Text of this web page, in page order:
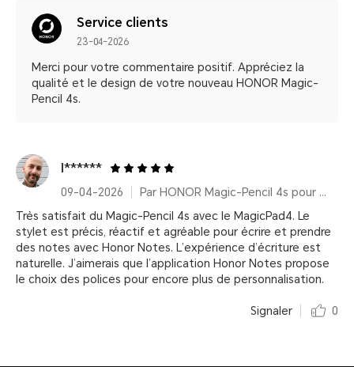
Service clients
23-04-2026
Merci pour votre commentaire positif. Appréciez la
qualité et le design de votre nouveau HONOR Magic-
Pencil 4s.
I******
09-04-2026
Par HONOR Magic-Pencil 4s pour HONOR MagicPad4
Très satisfait du Magic-Pencil 4s avec le MagicPad4. Le
stylet est précis, réactif et agréable pour écrire et prendre
des notes avec Honor Notes. L’expérience d’écriture est
naturelle. J’aimerais que l’application Honor Notes propose
le choix des polices pour encore plus de personnalisation.
Signaler 0